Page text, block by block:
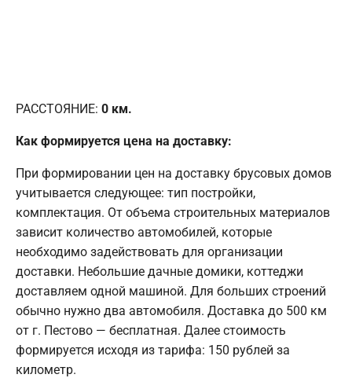
РАССТОЯНИЕ: 0 км.
Как формируется цена на доставку:
При формировании цен на доставку брусовых домов
учитывается следующее: тип постройки,
комплектация. От объема строительных материалов
зависит количество автомобилей, которые
необходимо задействовать для организации
доставки. Небольшие дачные домики, коттеджи
доставляем одной машиной. Для больших строений
обычно нужно два автомобиля. Доставка до 500 км
от г. Пестово — бесплатная. Далее стоимость
формируется исходя из тарифа: 150 рублей за
километр.